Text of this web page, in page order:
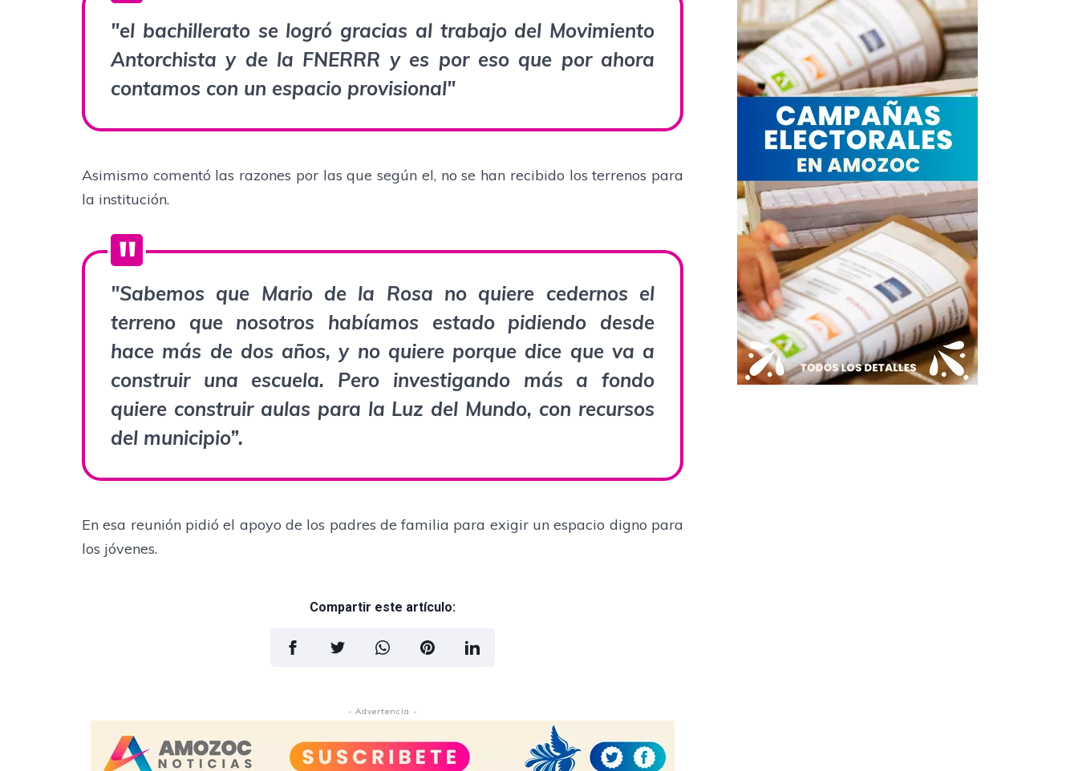
"el bachillerato se logró gracias al trabajo del Movimiento
Antorchista y de la FNERRR y es por eso que por ahora
contamos con un espacio provisional"
Asimismo comentó las razones por las que según el, no se han recibido los terrenos para
la institución.
"Sabemos que Mario de la Rosa no quiere cedernos el
terreno que nosotros habíamos estado pidiendo desde
hace más de dos años, y no quiere porque dice que va a
construir una escuela. Pero investigando más a fondo
quiere construir aulas para la Luz del Mundo, con recursos
del municipio”.
En esa reunión pidió el apoyo de los padres de familia para exigir un espacio digno para
los jóvenes.
Compartir este artículo:
- Advertencia -